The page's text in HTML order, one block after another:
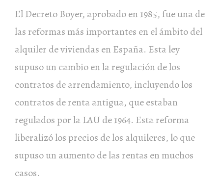
El Decreto Boyer, aprobado en 1985, fue una de
las reformas más importantes en el ámbito del
alquiler de viviendas en España. Esta ley
supuso un cambio en la regulación de los
contratos de arrendamiento, incluyendo los
contratos de renta antigua, que estaban
regulados por la LAU de 1964. Esta reforma
liberalizó los precios de los alquileres, lo que
supuso un aumento de las rentas en muchos
casos.